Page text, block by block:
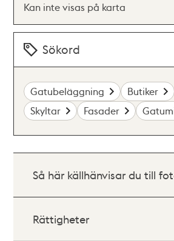
Kan inte visas på karta
Sökord
Gatubeläggning Butiker
Skyltar
Fasader
Så här källhänvisar du till
Rättigheter